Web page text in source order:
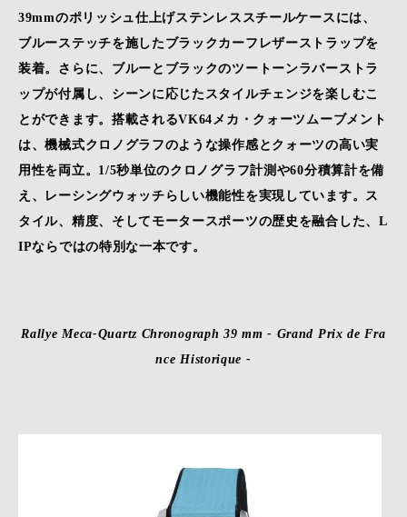
39mmのポリッシュ仕上げステンレススチールケースには、
ブルーステッチを施したブラックカーフレザーストラップを
装着。さらに、ブルーとブラックのツートーンラバーストラ
ップが付属し、シーンに応じたスタイルチェンジを楽しむこ
とができます。搭載されるVK64メカ・クォーツムーブメント
は、機械式クロノグラフのような操作感とクォーツの高い実
用性を両立。1/5秒単位のクロノグラフ計測や60分積算計を備
え、レーシングウォッチらしい機能性を実現しています。ス
タイル、精度、そしてモータースポーツの歴史を融合した、L
IPならではの特別な一本です。
Rallye Meca-Quartz Chronograph 39 mm - Grand Prix de Fra
nce Historique -